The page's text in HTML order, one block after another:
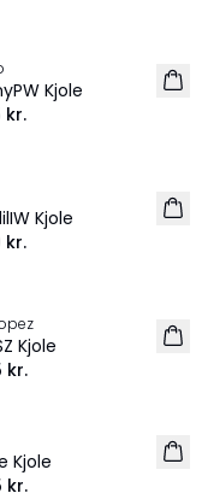
Kjole
kr.
Kjole
kr.
Kjole
kr.
Kjole
kr.